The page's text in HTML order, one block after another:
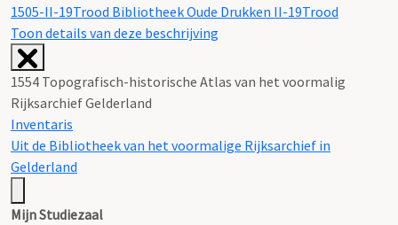
1505-II-19Trood Bibliotheek Oude Drukken II-19Trood
Toon details van deze beschrijving
1554 Topografisch-historische Atlas van het voormalig
Rijksarchief Gelderland
Inventaris
Uit de Bibliotheek van het voormalige Rijksarchief in
Gelderland
Mijn Studiezaal